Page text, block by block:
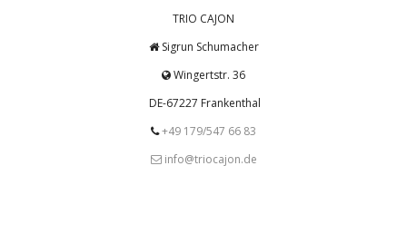
TRIO CAJON
Sigrun Schumacher
Wingertstr. 36
DE-67227 Frankenthal
+49 179/547 66 83
info@triocajon.de